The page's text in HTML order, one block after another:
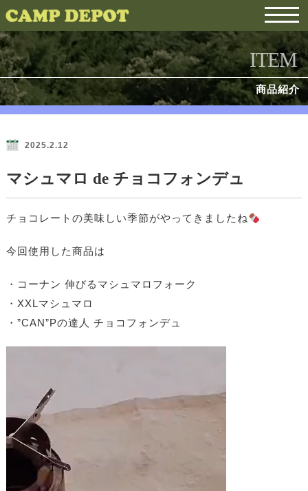
ITEM
商品紹介
2025.2.12
マシュマロ de チョコフォンデュ
チョコレートの美味しい季節がやってきましたね
今回使用した商品は
・コーナン 伸びるマシュマロフォーク
・XXLマシュマロ
・”CAN”Pの達人 チョコフォンデュ
ー
ヤ